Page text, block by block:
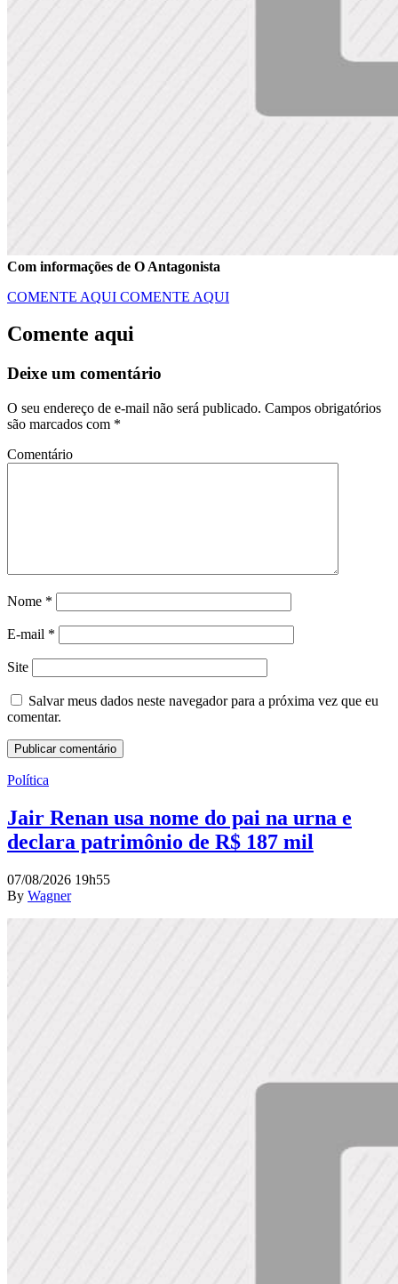
Com informações de O Antagonista
COMENTE AQUI COMENTE AQUI
Comente aqui
Deixe um comentário
O seu endereço de e-mail não será publicado. Campos obrigatórios
são marcados com *
Comentário
Nome *
E-mail *
Site
Salvar meus dados neste navegador para a próxima vez que eu
comentar.
Política
Jair Renan usa nome do pai na urna e
declara patrimônio de R$ 187 mil
07/08/2026 19h55
By Wagner